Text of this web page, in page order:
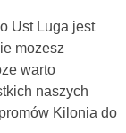
Ust Luga jest
mozesz
warto
naszych
Kilonia do